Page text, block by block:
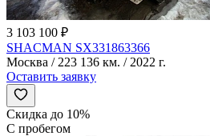
3 103 100 ₽
SHACMAN SX331863366
Москва / 223 136 км. / 2022 г.
Оставить заявку
Скидка до 10%
С пробегом